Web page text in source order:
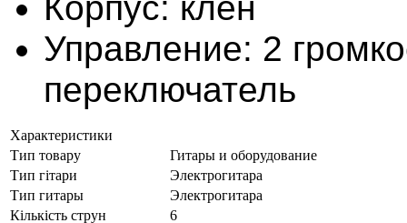
Управление: 2
переключатель
Характеристики
Тип товару
Гитары и оборудование
Тип гітари
Электрогитара
Тип гитары
Электрогитара
Кількість струн
6